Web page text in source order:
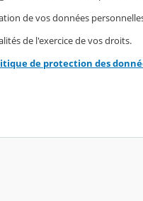
de vos données
de l'exercice de vos droits.
de protection des